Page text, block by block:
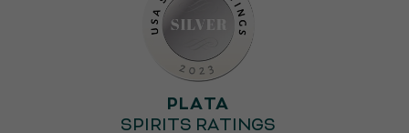
PLATA
SPIRITS RATINGS